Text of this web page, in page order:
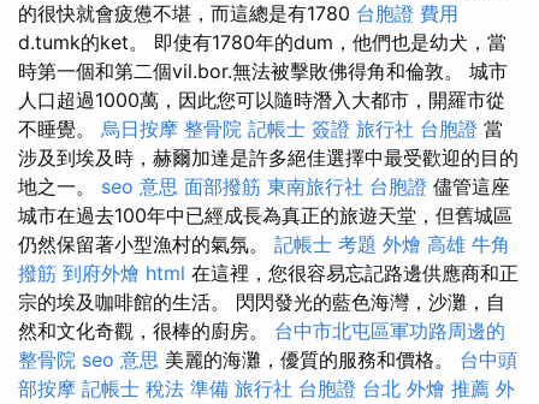
的很快就會疲憊不堪，而這總是有1780 台胞證 費用
d.tumk的ket。 即使有1780年的dum，他們也是幼犬，當
時第一個和第二個vil.bor.無法被擊敗佛得角和倫敦。 城市
人口超過1000萬，因此您可以隨時潛入大都市，開羅市從
不睡覺。 烏日按摩 整骨院 記帳士 簽證 旅行社 台胞證 當
涉及到埃及時，赫爾加達是許多絕佳選擇中最受歡迎的目的
地之一。 seo 意思 面部撥筋 東南旅行社 台胞證 儘管這座
城市在過去100年中已經成長為真正的旅遊天堂，但舊城區
仍然保留著小型漁村的氣氛。 記帳士 考題 外燴 高雄 牛角
撥筋 到府外燴 html 在這裡，您很容易忘記路邊供應商和正
宗的埃及咖啡館的生活。 閃閃發光的藍色海灣，沙灘，自
然和文化奇觀，很棒的廚房。 台中市北屯區軍功路周邊的
整骨院 seo 意思 美麗的海灘，優質的服務和價格。 台中頭
部按摩 記帳士 稅法 準備 旅行社 台胞證 台北 外燴 推薦 外